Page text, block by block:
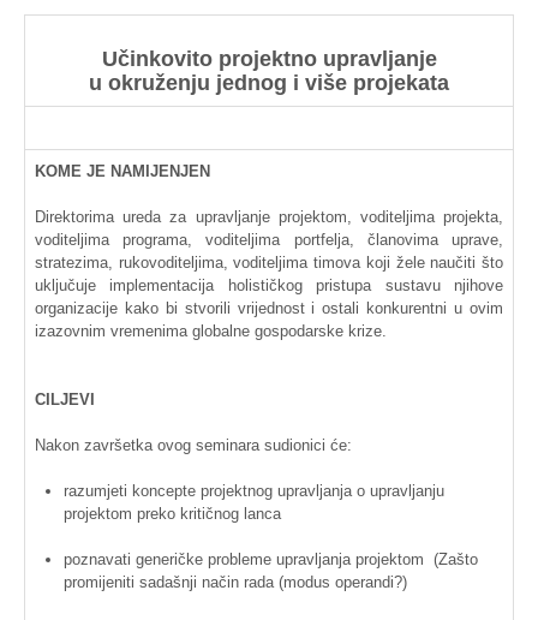
Učinkovito projektno upravljanje
u okruženju jednog i više projekata
KOME JE NAMIJENJEN
Direktorima ureda za upravljanje projektom voditeljima projekta
voditeljima
programa ,voditeljima portfelja, članovima uprave
stratezima
rukovoditeljima,voditeljima timova koji žele naučiti što
uključuje
implementacija holističkog pristupa sustavu
njihove
organizacije kakobi stvorili vrijednostiostali konkurentni uovim
izazovnim vremenima globalne gospodarske krize
CILJEVI
Nakon završetka ovog seminara sudionici će:
razumjeti koncepte projektnog upravljanjao upravljanju
projektom preko kritičnog lanca
poznavati generičke probleme upravljanja projektom (Zašto
promijeniti sadašnji način rada(modus operandi?)